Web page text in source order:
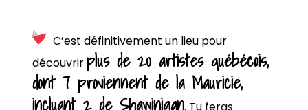
C’est définitivement un lieu pour
découvrirplus de 20 artistes québécois,
dont 7 proviennent de la Mauricie,
incluant 2 de Shawinigan. Tu feras